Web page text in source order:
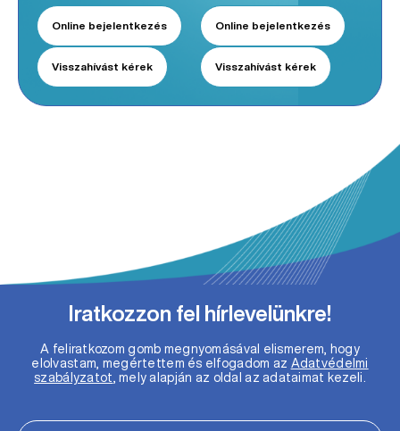
Online bejelentkezés
Visszahívást kérek
Online bejelentkezés
Visszahívást kérek
Iratkozzon fel hírlevelünkre!
A feliratkozom gomb megnyomásával elismerem, hogy
elolvastam, megértettem és elfogadom az Adatvédelmi
szabályzatot , mely alapján az oldal az adataimat kezeli.